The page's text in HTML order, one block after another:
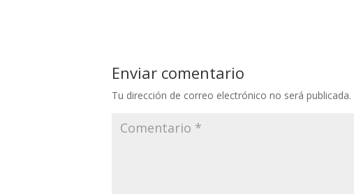
Enviar comentario
Tu dirección de correo electrónico no será publicada.